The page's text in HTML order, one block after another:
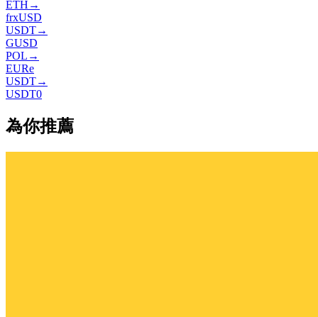
ETH →
frxUSD
USDT→
GUSD
POL →
EURe
USDT→
USDT0
為你推薦